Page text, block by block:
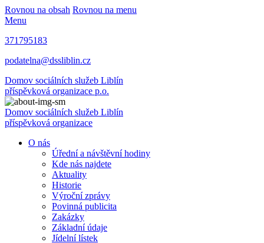
Rovnou na obsah Rovnou na menu
Menu
371795183
podatelna@dssliblin.cz
Domov sociálních služeb Liblín
příspěvková organizace p.o.
Domov sociálních služeb Liblín
příspěvková organizace
O nás
Úřední a návštěvní hodiny
Kde nás najdete
Aktuality
Historie
Výroční zprávy
Povinná publicita
Zakázky
Základní údaje
Jídelní lístek